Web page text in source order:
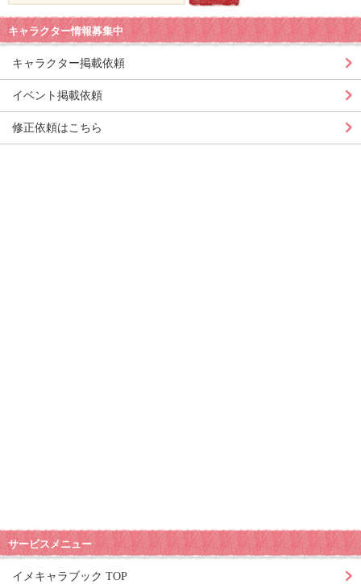
キャラクター情報募集中
キャラクター掲載依頼
イベント掲載依頼
修正依頼はこちら
サービスメニュー
イメキャラブック TOP